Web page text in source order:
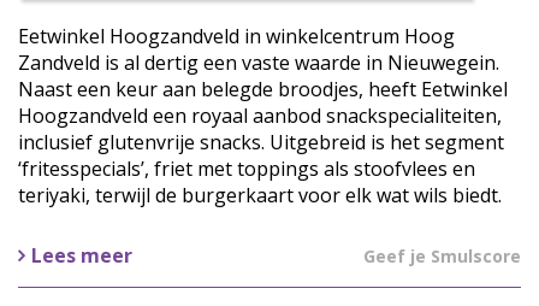
Eetwinkel Hoogzandveld in winkelcentrum Hoog
Zandveld is al dertig een vaste waarde in Nieuwegein.
Naast een keur aan belegde broodjes, heeft Eetwinkel
Hoogzandveld een royaal aanbod snackspecialiteiten,
inclusief glutenvrije snacks. Uitgebreid is het segment
‘fritesspecials’, friet met toppings als stoofvlees en
teriyaki, terwijl de burgerkaart voor elk wat wils biedt.
Lees meer Geef je Smulscore